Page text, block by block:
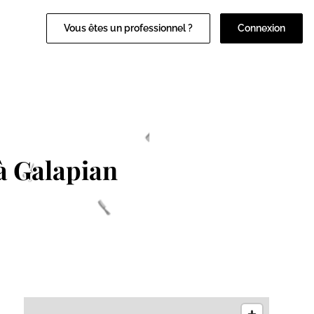
Vous êtes un professionnel ? Connexion
Galapian